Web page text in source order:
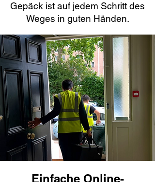
Gepäck ist auf jedem Schritt des
Weges in guten Händen.
Einfache Online-